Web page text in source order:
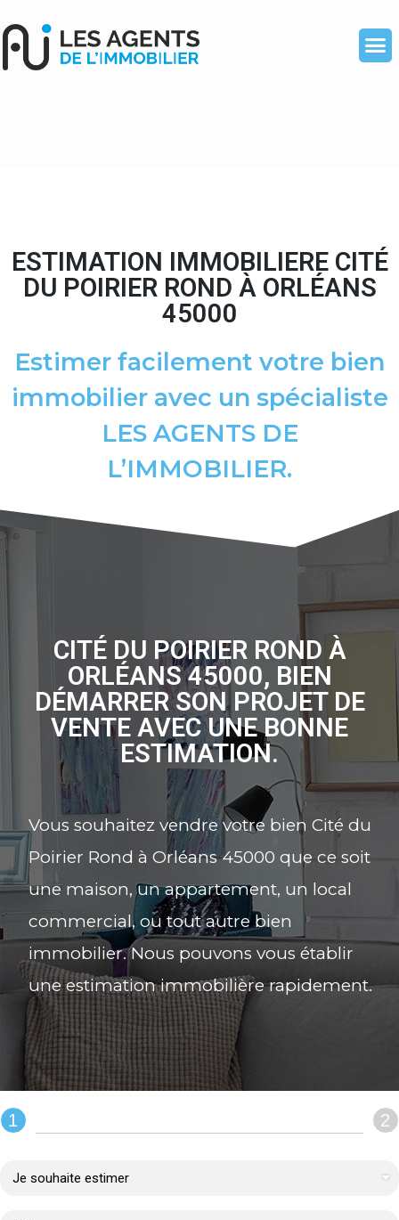
ESTIMATION IMMOBILIERE CITÉ
DU POIRIER ROND À ORLÉANS
45000
Estimer facilement votre bien
immobilier avec un spécialiste
LES AGENTS DE
L’IMMOBILIER.
CITÉ DU POIRIER ROND À
ORLÉANS 45000, BIEN
DÉMARRER SON PROJET DE
VENTE AVEC UNE BONNE
ESTIMATION.
Vous souhaitez vendre votre bien Cité du
Poirier Rond à Orléans 45000 que ce soit
une maison, un appartement, un local
commercial, ou tout autre bien
immobilier. Nous pouvons vous établir
une estimation immobilière rapidement.
REMPLIR LE FORMULAIRE :
1 2